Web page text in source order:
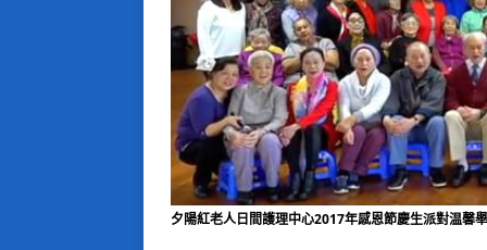
夕陽紅老人日間護理中心2017年感恩節慶生派對温馨